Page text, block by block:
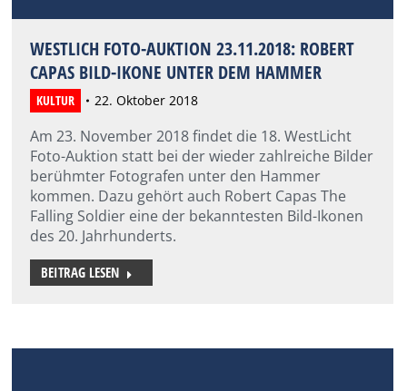
WESTLICH FOTO-AUKTION 23.11.2018: ROBERT
CAPAS BILD-IKONE UNTER DEM HAMMER
KULTUR 22. Oktober 2018
Am 23. November 2018 findet die 18. WestLicht
Foto-Auktion statt bei der wieder zahlreiche Bilder
berühmter Fotografen unter den Hammer
kommen. Dazu gehört auch Robert Capas The
Falling Soldier eine der bekanntesten Bild-Ikonen
des 20. Jahrhunderts.
BEITRAG LESEN